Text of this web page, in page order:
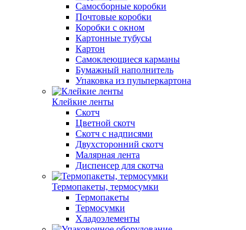
Самосборные коробки
Почтовые коробки
Коробки с окном
Картонные тубусы
Картон
Самоклеющиеся карманы
Бумажный наполнитель
Упаковка из пульперкартона
Клейкие ленты
Скотч
Цветной скотч
Скотч с надписями
Двухсторонний скотч
Малярная лента
Диспенсер для скотча
Термопакеты, термосумки
Термопакеты
Термосумки
Хладоэлементы